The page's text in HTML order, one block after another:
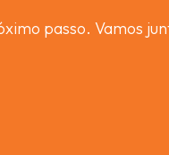
passo. Vamos